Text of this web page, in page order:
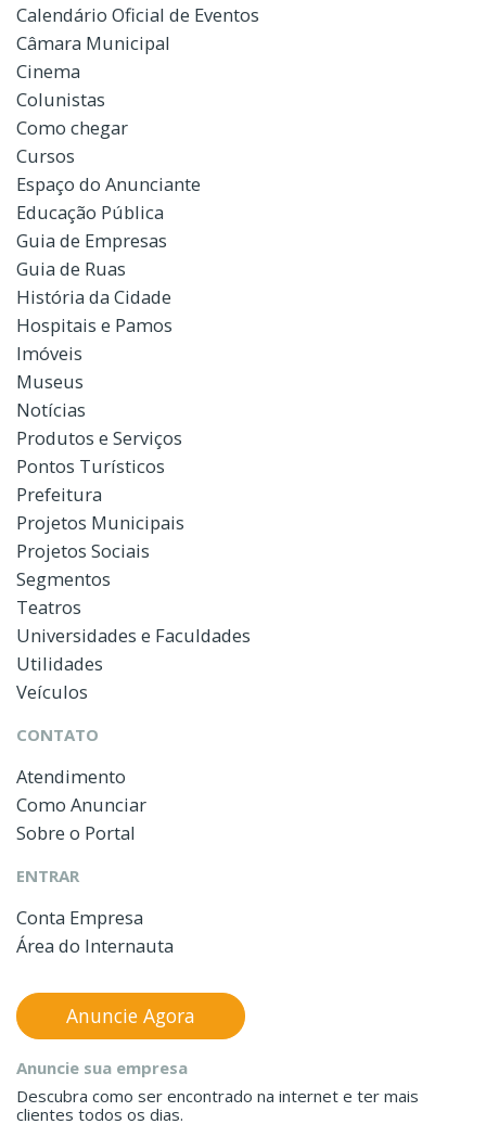
Calendário Oficial de Eventos
Câmara Municipal
Cinema
Colunistas
Como chegar
Cursos
Espaço do Anunciante
Educação Pública
Guia de Empresas
Guia de Ruas
História da Cidade
Hospitais e Pamos
Imóveis
Museus
Notícias
Produtos e Serviços
Pontos Turísticos
Prefeitura
Projetos Municipais
Projetos Sociais
Segmentos
Teatros
Universidades e Faculdades
Utilidades
Veículos
CONTATO
Atendimento
Como Anunciar
Sobre o Portal
ENTRAR
Conta Empresa
Área do Internauta
Anuncie sua empresa
Descubra como ser encontrado na internet e ter mais
clientes todos os dias.
Anuncie Agora